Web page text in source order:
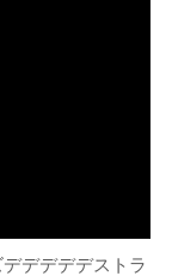
デデデデストラ